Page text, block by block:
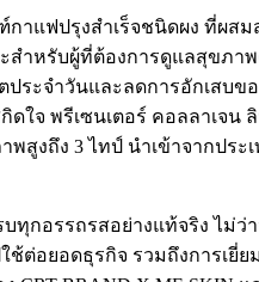
าแฟปรุงสำเร็จชนิดผง ที่
ำหรับผู้ที่ต้องการดูแลสุขภ
ระจำวันและลดการอักเสบ
ใจ พรีเซนเตอร์ คอลลาเจ
งถึง 3 ไทป์ นำเข้าจากป
ทุกอรรถรสอย่างแท้จริง ไ
ยอดธุรกิจ รวมถึงการเยี่ย